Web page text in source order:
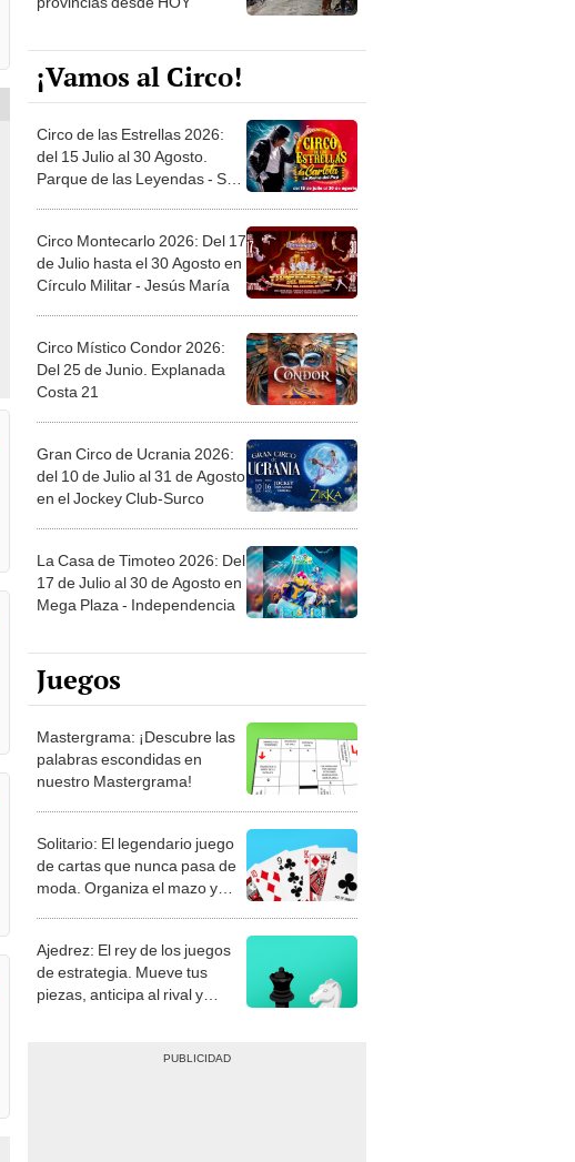
¡Vamos al Circo!
Circo de las Estrellas 2026:
del 15 Julio al 30 Agosto.
Parque de las Leyendas - San
Miguel
Circo Montecarlo 2026: Del 17
de Julio hasta el 30 Agosto en
Círculo Militar - Jesús María
Circo Místico Condor 2026:
Del 25 de Junio. Explanada
Costa 21
Gran Circo de Ucrania 2026:
del 10 de Julio al 31 de Agosto
en el Jockey Club-Surco
La Casa de Timoteo 2026: Del
17 de Julio al 30 de Agosto en
Mega Plaza - Independencia
Juegos
Mastergrama: ¡Descubre las
palabras escondidas en
nuestro Mastergrama!
Solitario: El legendario juego
de cartas que nunca pasa de
moda. Organiza el mazo y
demuestra tu habilidad.
Ajedrez: El rey de los juegos
de estrategia. Mueve tus
piezas, anticipa al rival y
consigue el jaque mate.